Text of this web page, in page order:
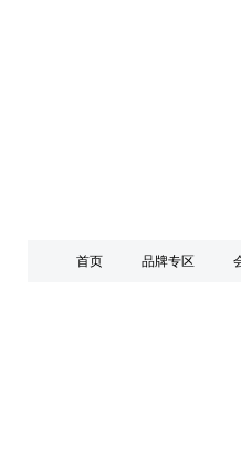
首页 品牌专区